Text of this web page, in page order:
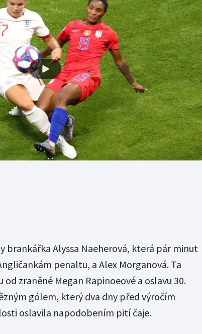
brankářka Alyssa Naeherová, která pár minut
penaltu, a Alex Morganová. Ta
zraněné Megan Rapinoeové a oslavu 30.
gólem, který dva dny před výročím
oslavila napodobením pití čaje.